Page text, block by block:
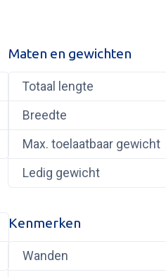
Maten en gewichten
Totaal lengte
Breedte
Max. toelaatbaar gewicht
Ledig gewicht
Kenmerken
Wanden